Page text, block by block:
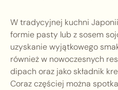
W tradycyjnej kuchni
formie pasty lub z sosem
uzyskanie wyjątkowego
również w nowoczesnych
dipach oraz jako składnik
Coraz częściej można